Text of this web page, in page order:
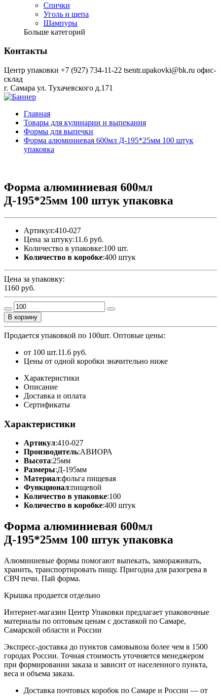
Спички
Уголь и щепа
Шампуры
Больше категорий
Контакты
Центр упаковки +7 (927) 734-11-22 tsentr.upakovki@bk.ru офис-
склад
г. Самара ул. Тухачевского д.171
Главная
Товары для кулинарии и выпекания
Формы для выпечки
Форма алюминиевая 600мл Д-195*25мм 100 штук
упаковка
Форма алюминиевая 600мл
Д-195*25мм 100 штук упаковка
Артикул:410-027
Цена за штуку:11.6 руб.
Количество в упаковке:100 шт.
Количество в коробке:400 штук
Цена за упаковку:
1160 руб.
В корзину
Продается упаковкой по 100шт. Оптовые цены:
от 100 шт.11.6 руб.
Цены от одной коробки значительно ниже
Характеристики
Описание
Доставка и оплата
Сертификаты
Характеристики
Артикул:410-027
Производитель:АВИОРА
Высота:25мм
Размеры:Д-195мм
Материал:фольга пищевая
Функционал:пищевой
Количество в упаковке:100
Количество в коробке:400 штук
Форма алюминиевая 600мл
Д-195*25мм 100 штук упаковка
Алюминиевые формы помогают выпекать, замораживать,
хранить, транспортировать пищу. Пригодна для разогрева в
СВЧ печи. Пай форма.
Крышка продается отдельно
Интернет-магазин Центр Упаковки предлагает упаковочные
материалы по оптовым ценам с доставкой по Самаре,
Самарской области и России
Экспресс-доставка до пунктов самовывоза более чем в 1500
городах России. Точная стоимость уточняется менеджером
при формировании заказа и зависит от населенного пункта,
веса и объема заказа.
Доставка почтовых коробок по Самаре и России — от